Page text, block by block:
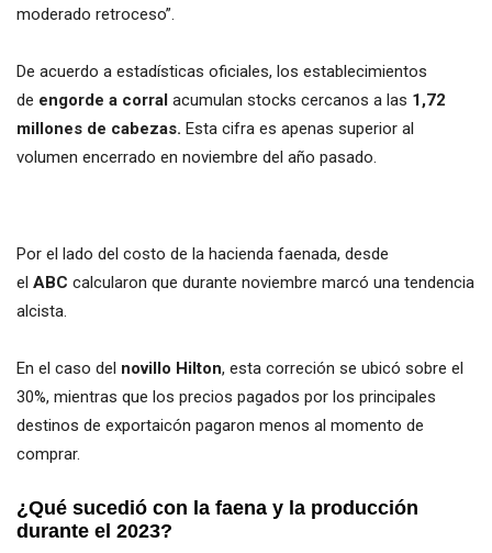
moderado retroceso”.
De acuerdo a estadísticas oficiales, los establecimientos
de engorde a corral acumulan stocks cercanos a las 1,72
millones de cabezas. Esta cifra es apenas superior al
volumen encerrado en noviembre del año pasado.
Por el lado del costo de la hacienda faenada, desde
el ABC calcularon que durante noviembre marcó una tendencia
alcista.
En el caso del novillo Hilton, esta correción se ubicó sobre el
30%, mientras que los precios pagados por los principales
destinos de exportaicón pagaron menos al momento de
comprar.
¿Qué sucedió con la faena y la producción
durante el 2023?